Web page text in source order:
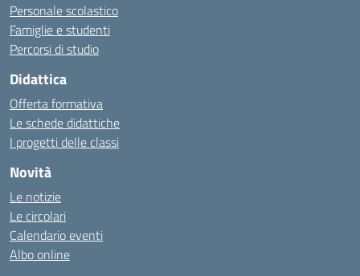
Personale scolastico
Famiglie e studenti
Percorsi di studio
Didattica
Offerta formativa
Le schede didattiche
I progetti delle classi
Novità
Le notizie
Le circolari
Calendario eventi
Albo online